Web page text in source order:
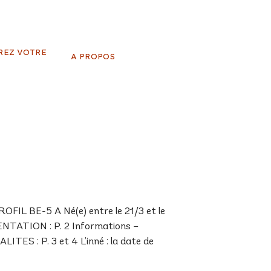
VOTRE A PROPOS
BE-5 A Né(e) entre le 21/3 et le
: P. 2 Informations –
: P. 3 et 4 L’inné : la date de